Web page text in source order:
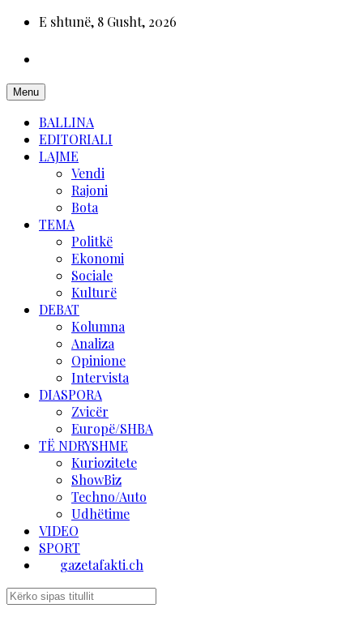
E shtunë, 8 Gusht, 2026
Menu
BALLINA
EDITORIALI
LAJME
Vendi
Rajoni
Bota
TEMA
Politkë
Ekonomi
Sociale
Kulturë
DEBAT
Kolumna
Analiza
Opinione
Intervista
DIASPORA
Zvicër
Europë/SHBA
TË NDRYSHME
Kuriozitete
ShowBiz
Techno/Auto
Udhëtime
VIDEO
SPORT
gazetafakti.ch